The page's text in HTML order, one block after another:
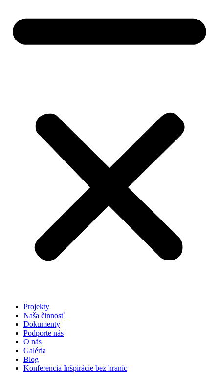
Projekty
Naša činnosť
Dokumenty
Podporte nás
O nás
Galéria
Blog
Konferencia Inšpirácie bez hraníc